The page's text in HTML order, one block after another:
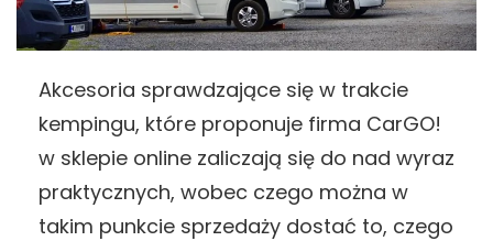
Akcesoria sprawdzające się w trakcie
kempingu, które proponuje firma CarGO!
w sklepie online zaliczają się do nad wyraz
praktycznych, wobec czego można w
takim punkcie sprzedaży dostać to, czego